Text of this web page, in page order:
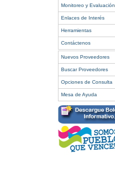
Monitoreo y Evaluación
Enlaces de Interés
Herramientas
Contáctenos
Nuevos Proveedores
Buscar Proveedores
Opciones de Consulta
Mesa de Ayuda